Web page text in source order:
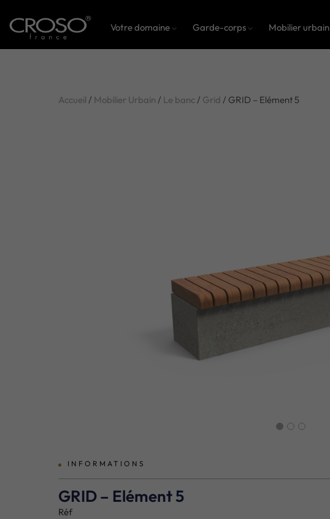
Votre domaine Garde-corps Mobilier urbain
Accueil / Mobilier Urbain / Le banc / Grid / GRID – Elément 5
INFORMATIONS
GRID – Elément 5
Réf